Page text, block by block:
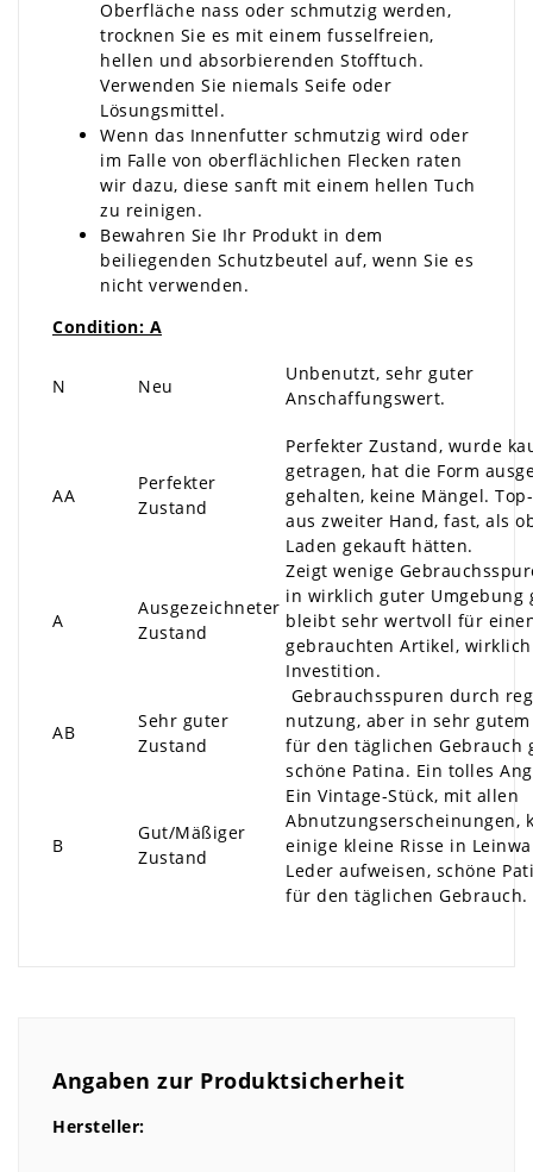
Oberfläche nass oder schmutzig werden,
trocknen Sie es mit einem fusselfreien,
hellen und absorbierenden Stofftuch.
Verwenden Sie niemals Seife oder
Lösungsmittel.
Wenn das Innenfutter schmutzig wird oder
im Falle von oberflächlichen Flecken raten
wir dazu, diese sanft mit einem hellen Tuch
zu reinigen.
Bewahren Sie Ihr Produkt in dem
beiliegenden Schutzbeutel auf, wenn Sie es
nicht verwenden.
Condition: A
N Neu
Unbenutzt, sehr guter
Anschaffungswert.
AA
Perfekter
Zustand
Perfekter Zustand, wurde
getragen, hat die Form
gehalten, keine Mängel.
aus zweiter Hand, fast, als
Laden gekauft hätten.
A
Ausgezeichneter
Zustand
Zeigt wenige
in wirklich guter Umgebung
bleibt sehr wertvoll für
gebrauchten Artikel,
Investition.
AB
Sehr guter
Zustand
Gebrauchsspuren durch
nutzung, aber in sehr
für den täglichen Gebrauch
schöne Patina. Ein tolles
B
Gut/Mäßiger
Zustand
Ein Vintage-Stück, mit allen
Abnutzungserscheinungen,
einige kleine Risse in
Leder aufweisen, schöne
für den täglichen Gebrauch.
Angaben zur Produktsicherheit
Hersteller: